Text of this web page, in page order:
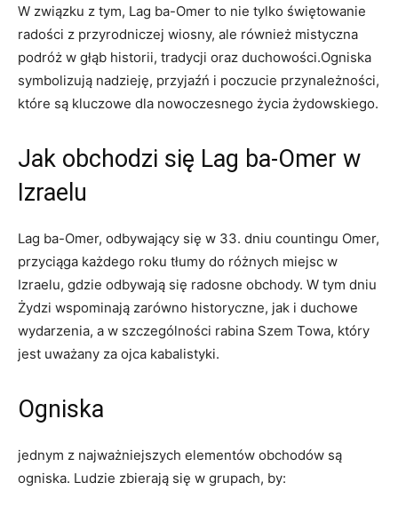
W związku z⁢ tym, Lag ba-Omer to​ nie tylko świętowanie
radości z⁣ przyrodniczej wiosny, ale również mistyczna
podróż w głąb historii, tradycji ‌oraz duchowości.Ogniska
symbolizują nadzieję, przyjaźń i poczucie ‌przynależności,
które ‍są kluczowe dla nowoczesnego życia żydowskiego.
Jak obchodzi się Lag ba-Omer w
Izraelu
Lag ⁤ba-Omer, odbywający się w 33. dniu countingu Omer,
przyciąga każdego roku tłumy do różnych miejsc w
Izraelu, ​gdzie odbywają‍ się radosne ⁢obchody.​ W tym⁤ dniu
Żydzi wspominają zarówno historyczne, jak ​i duchowe
wydarzenia, a w‍ szczególności rabina Szem Towa,⁢ który
‌jest uważany⁢ za ojca kabalistyki.
Ogniska
jednym‍ z⁣ najważniejszych elementów obchodów są‍
ogniska. Ludzie zbierają się ⁣w grupach, by: